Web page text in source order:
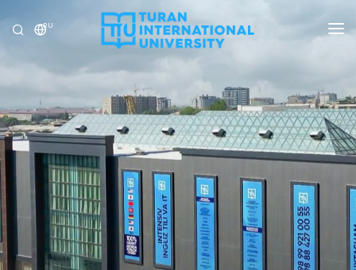
RU
УНИВЕРСИТЕТ
ПРОГРАММЫ
ПРИЁМ
ИССЛЕДОВАНИЕ
МЕЖДУНАРОДНЫЕ ОТНОШЕНИЯ
НОВОСТИ